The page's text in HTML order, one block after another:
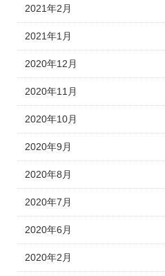
2021年2月
2021年1月
2020年12月
2020年11月
2020年10月
2020年9月
2020年8月
2020年7月
2020年6月
2020年2月